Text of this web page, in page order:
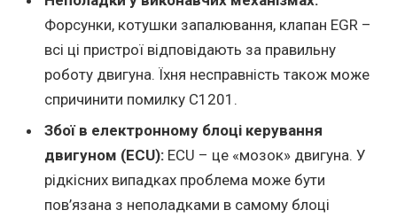
Форсунки, котушки запалювання, клапан EGR –
всі ці пристрої відповідають за правильну
роботу двигуна. Їхня несправність також може
спричинити помилку C1201.
Збої в електронному блоці керування
двигуном (ECU): ECU – це «мозок» двигуна. У
рідкісних випадках проблема може бути
пов’язана з неполадками в самому блоці